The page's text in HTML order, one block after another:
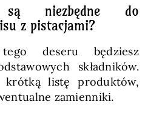
są niezbędne do
z pistacjami?
deseru będziesz
składników.
krótką listę produktów,
zamienniki.